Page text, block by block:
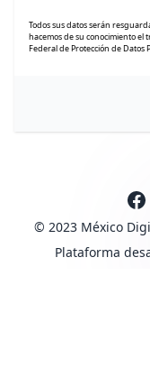
Todos sus datos serán
hacemos de su conocimiento el
Federal de Protección de Datos
© 2023 México
Plataforma